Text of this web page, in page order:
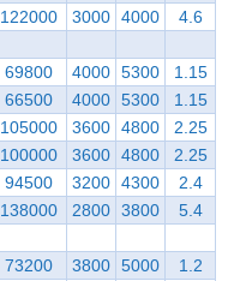
122000 3000 4000 4.6
69800 4000 5300
1.15
66500 4000 5300
1.15
105000 3600 4800
2.25
100000 3600 4800
2.25
94500 3200 4300
2.4
138000 2800 3800 5.4
73200 3800 5000
1.2